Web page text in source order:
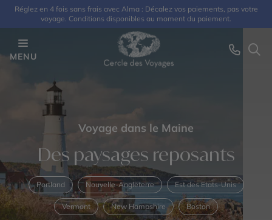
Réglez en 4 fois sans frais avec Alma : Décalez vos paiements, pas votre
voyage. Conditions disponibles au moment du paiement.
MENU
Voyage dans le Maine
Des paysages reposants
Portland Nouvelle-Angleterre Est des Etats-Unis
Vermont New Hampshire Boston